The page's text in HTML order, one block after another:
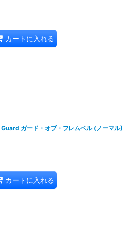
カートに入れる
ガード・オブ・フレムベル (ノーマル)
カートに入れる